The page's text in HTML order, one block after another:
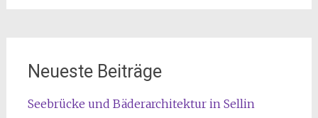
Neueste Beiträge
Seebrücke und Bäderarchitektur in Sellin